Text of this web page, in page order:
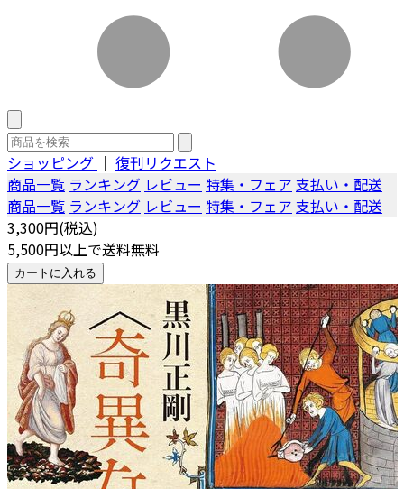
ショッピング ｜ 復刊リクエスト
商品一覧 ランキング レビュー 特集・フェア 支払い・配送
商品一覧 ランキング レビュー 特集・フェア 支払い・配送
3,300円(税込)
5,500円以上で送料無料
カートに入れる